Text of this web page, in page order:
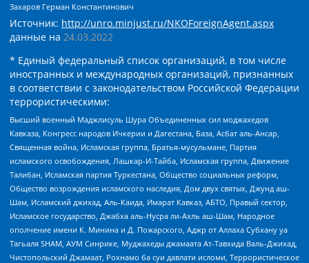
Захаров Герман Константинович
Источник: http://unro.minjust.ru/NKOForeignAgent.aspx
данные на 24.03.2022
* Единый федеральный список организаций, в том числе
иностранных и международных организаций, признанных
в соответствии с законодательством Российской Федерации
террористическими:
Высший военный Маджлисуль Шура Объединенных сил моджахедов
Кавказа, Конгресс народов Ичкерии и Дагестана, База, Асбат аль-Ансар,
Священная война, Исламская группа, Братья-мусульмане, Партия
исламского освобождения, Лашкар-И-Тайба, Исламская группа, Движение
Талибан, Исламская партия Туркестана, Общество социальных реформ,
Общество возрождения исламского наследия, Дом двух святых, Джунд аш-
Шам, Исламский джихад, Аль-Каида, Имарат Кавказ, АБТО, Правый сектор,
Исламское государство, Джабха аль-Нусра ли-Ахль аш-Шам, Народное
ополчение имени К. Минина и Д. Пожарского, Аджр от Аллаха Субхану уа
Тагьаля SHAM, АУМ Синрике, Муджахеды джамаата Ат-Тавхида Валь-Джихад,
Чистопольский Джамаат, Рохнамо ба суи давлати исломи, Террористическое